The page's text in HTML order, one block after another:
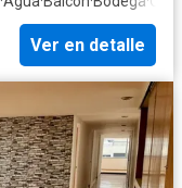
Ver en detalle